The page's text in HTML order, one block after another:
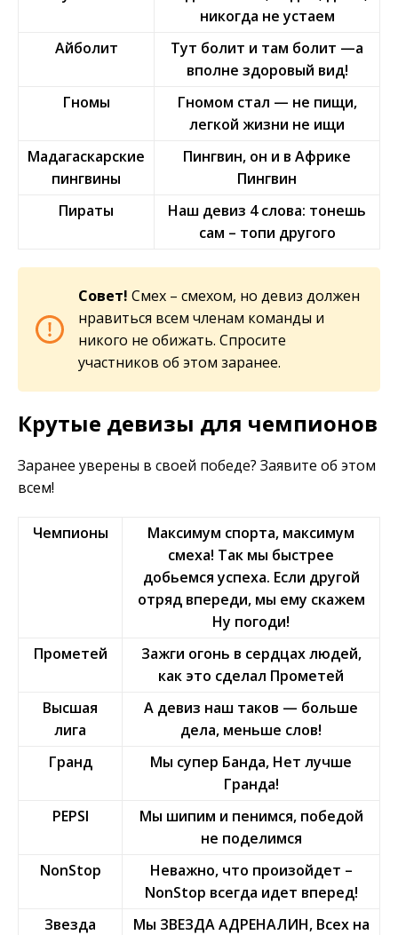
никогда не устаем
Айболит
Тут болит и там болит —а
вполне здоровый вид!
Гномы
Гномом стал — не пищи,
легкой жизни не ищи
Мадагаскарские
пингвины
Пингвин, он и в Африке
Пингвин
Пираты
Наш девиз 4 слова: тонешь
сам – топи другого
Совет! Смех – смехом, но девиз должен
нравиться всем членам команды и
никого не обижать. Спросите
участников об этом заранее.
Крутые девизы для чемпионов
Заранее уверены в своей победе? Заявите об этом
всем!
Чемпионы
Максимум спорта, максимум
смеха! Так мы быстрее
добьемся успеха. Если другой
отряд впереди, мы ему скажем
Ну погоди!
Прометей
Зажги огонь в сердцах людей,
как это сделал Прометей
Высшая
лига
А девиз наш таков — больше
дела, меньше слов!
Гранд
Мы супер Банда, Нет лучше
Гранда!
PEPSI
Мы шипим и пенимся, победой
не поделимся
NonStop
Неважно, что произойдет –
NonStop всегда идет вперед!
Звезда
Мы ЗВЕЗДА АДРЕНАЛИН, Всех на